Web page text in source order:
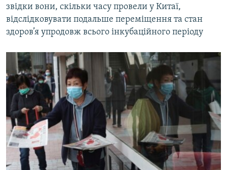
звідки вони, скільки часу провели у Китаї,
відслідковувати подальше переміщення та стан
здоров’я упродовж всього інкубаційного періоду